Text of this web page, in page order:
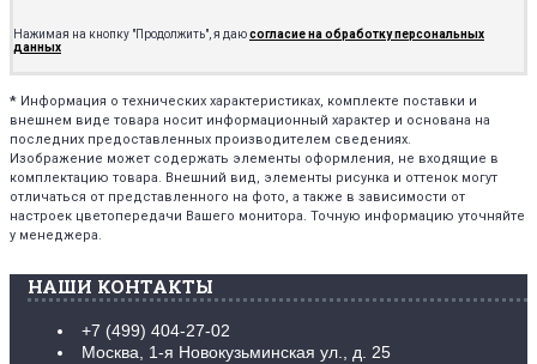
Нажимая на кнопку "Продолжить", я даюсогласие на обработку персональных
данных
* Информация о технических характеристиках, комплекте поставки и
внешнем виде товара носит информационный характер и основана на
последних предоставленных производителем сведениях.
Изображение может содержать элементы оформления, не входящие в
комплектацию товара. Внешний вид, элементы рисунка и оттенок могут
отличаться от представленного на фото, а также в зависимости от
настроек цветопередачи Вашего монитора. Точную информацию уточняйте
у менеджера.
НАШИ КОНТАКТЫ
+7 (499) 404-27-02
Москва, 1-я Новокузьминская ул., д. 25